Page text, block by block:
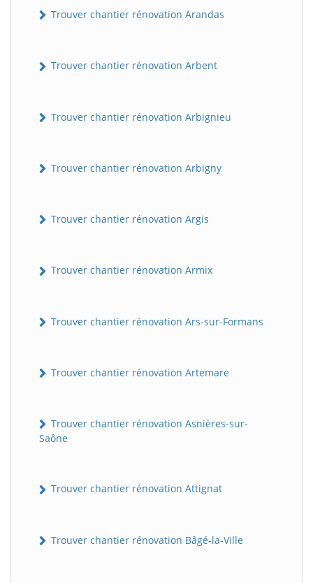
Trouver chantier rénovation Arandas
Trouver chantier rénovation Arbent
Trouver chantier rénovation Arbignieu
Trouver chantier rénovation Arbigny
Trouver chantier rénovation Argis
Trouver chantier rénovation Armix
Trouver chantier rénovation Ars-sur-Formans
Trouver chantier rénovation Artemare
Trouver chantier rénovation Asnières-sur-
Saône
Trouver chantier rénovation Attignat
Trouver chantier rénovation Bâgé-la-Ville